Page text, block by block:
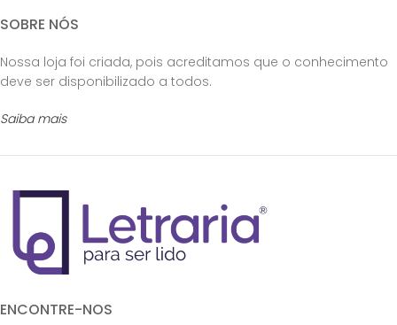
SOBRE NÓS
Nossa loja foi criada, pois acreditamos que o conhecimento
deve ser disponibilizado a todos.
Saiba mais
ENCONTRE-NOS